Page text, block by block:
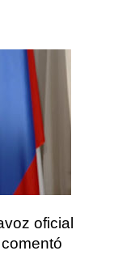
oficial